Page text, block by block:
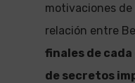
motivaciones de
relación entre
finales de
de secretos